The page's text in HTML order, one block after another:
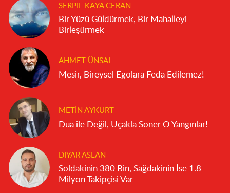
SERPIL KAYA CERAN
Bir Yüzü Güldürmek, Bir Mahalleyi
Birleştirmek
AHMET ÜNSAL
Mesir, Bireysel Egolara Feda Edilemez!
METIN AYKURT
Dua ile Değil, Uçakla Söner O Yangınlar!
DIYAR ASLAN
Soldakinin 380 Bin, Sağdakinin İse 1.8
Milyon Takipçisi Var